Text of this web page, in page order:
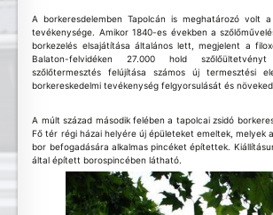
A borkeresdelemben Tapolcán is meghatározó volt a
tevékenysége. Amikor 1840-es években a
borkezelés elsajátítása általános lett, megjelent a
Balaton-felvidéken 27.000 hold
szőlőtermesztés felújítása számos új termesztési
borkereskedelmi tevékenység felgyorsulását és
A múlt század második felében a tapolcai zsidó
Fő tér régi házai helyére új épületeket emeltek, melyek
bor befogadására alkalmas pincéket építettek.
által épített borospincében látható.